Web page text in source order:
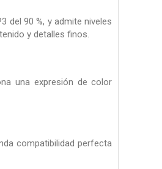
del 90 %, y admite niveles
y detalles finos.
una expresión de color
compatibilidad perfecta